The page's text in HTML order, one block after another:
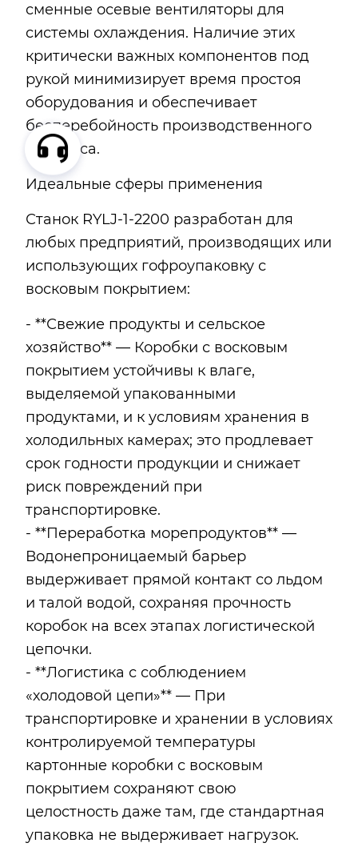
сменные осевые вентиляторы для
системы охлаждения. Наличие этих
критически важных компонентов под
рукой минимизирует время простоя
оборудования и обеспечивает
бесперебойность производственного
процесса.
Идеальные сферы применения
Станок RYLJ-1-2200 разработан для
любых предприятий, производящих или
использующих гофроупаковку с
восковым покрытием:
- **Свежие продукты и сельское
хозяйство** — Коробки с восковым
покрытием устойчивы к влаге,
выделяемой упакованными
продуктами, и к условиям хранения в
холодильных камерах; это продлевает
срок годности продукции и снижает
риск повреждений при
транспортировке.
- **Переработка морепродуктов** —
Водонепроницаемый барьер
выдерживает прямой контакт со льдом
и талой водой, сохраняя прочность
коробок на всех этапах логистической
цепочки.
- **Логистика с соблюдением
«холодовой цепи»** — При
транспортировке и хранении в условиях
контролируемой температуры
картонные коробки с восковым
покрытием сохраняют свою
целостность даже там, где стандартная
упаковка не выдерживает нагрузок.